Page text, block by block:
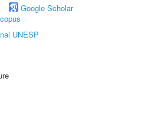
Google Scholar
UNESP